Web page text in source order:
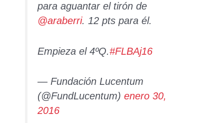
para aguantar el tirón de
@araberri. 12 pts para él.
Empieza el 4ºQ.#FLBAj16
— Fundación Lucentum
(@FundLucentum) enero 30,
2016